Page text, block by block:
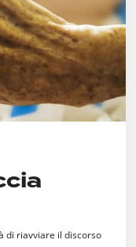
di riavviare il discorso